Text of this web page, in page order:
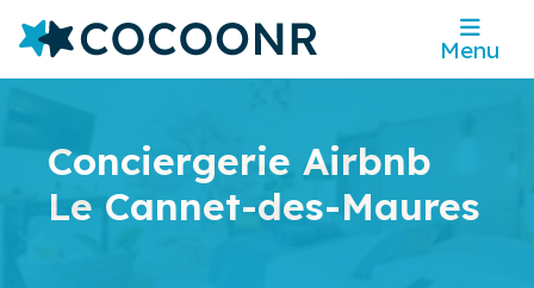
Menu
Conciergerie Airbnb
Le Cannet-des-Maures